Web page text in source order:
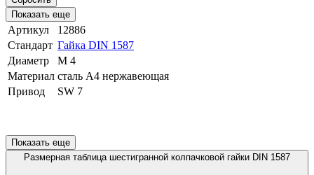
Показать еще
Артикул
12886
Стандарт Гайка DIN 1587
Диаметр
М 4
Материал сталь A4 нержавеющая
Привод
SW 7
Показать еще
Размерная таблица шестигранной колпачковой гайки DIN 1587